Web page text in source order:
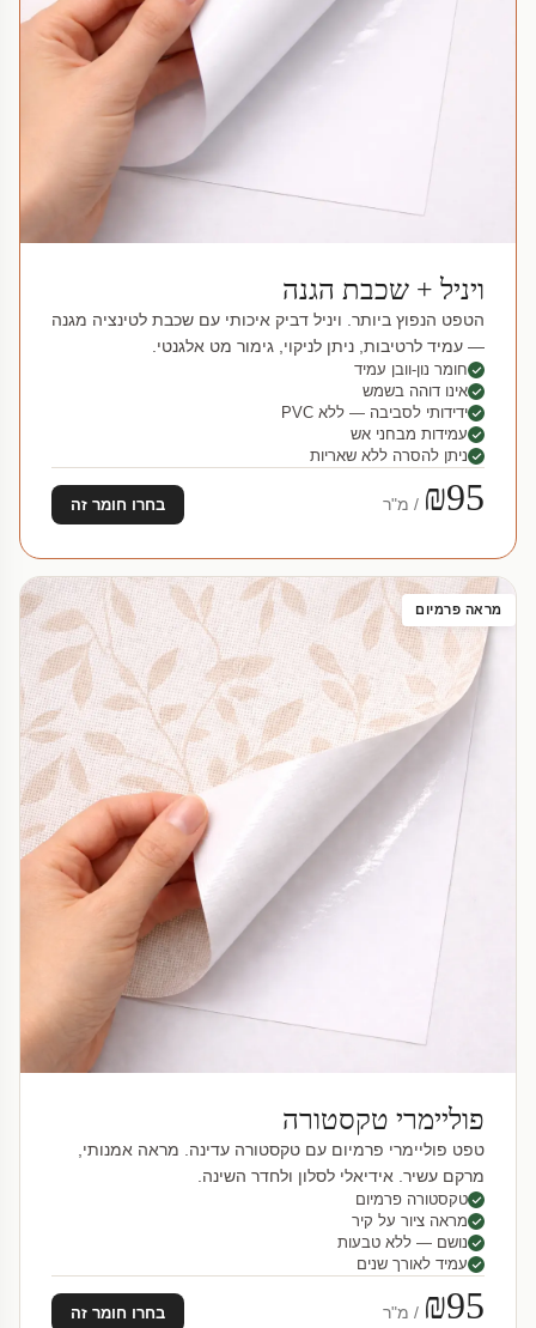
ויניל + שכבת הגנה
הטפט הנפוץ ביותר. ויניל דביק איכותי עם שכבת לטינציה מגנה
— עמיד לרטיבות, ניתן לניקוי, גימור מט אלגנטי.
חומר נון-וובן עמיד
אינו דוהה בשמש
ידידותי לסביבה — ללא PVC
עמידות מבחני אש
ניתן להסרה ללא שאריות
₪95 / מ"ר בחרו חומר זה
מראה פרמיום
פוליימרי טקסטורה
טפט פוליימרי פרמיום עם טקסטורה עדינה. מראה אמנותי,
מרקם עשיר. אידיאלי לסלון ולחדר השינה.
טקסטורה פרמיום
מראה ציור על קיר
נושם — ללא טבעות
עמיד לאורך שנים
₪95 / מ"ר בחרו חומר זה